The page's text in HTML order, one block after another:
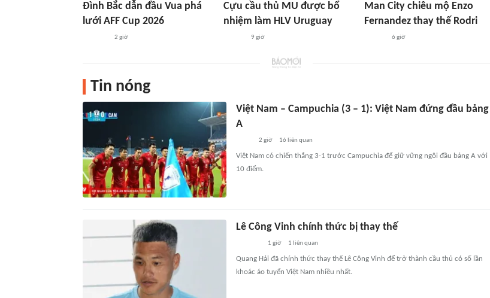
Đình Bắc dẫn đầu Vua phá
lưới AFF Cup 2026
2 giờ
Cựu cầu thủ MU được bổ
nhiệm làm HLV Uruguay
9 giờ
Man City chiêu mộ Enzo
Fernandez thay thế Rodri
6 giờ
Tin nóng
Việt Nam – Campuchia (3 – 1): Việt Nam đứng đầu bảng
A
2 giờ 16 liên quan
Việt Nam có chiến thắng 3-1 trước Campuchia để giữ vững ngôi đầu bảng A với
10 điểm.
Lê Công Vinh chính thức bị thay thế
1 giờ 1 liên quan
Quang Hải đã chính thức thay thế Lê Công Vinh để trở thành cầu thủ có số lần
khoác áo tuyển Việt Nam nhiều nhất.